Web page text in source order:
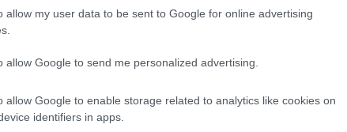
allow my user data to be sent to Google for online advertising
allow Google to send me personalized advertising.
allow Google to enable storage related to analytics like cookies on
identifiers in apps.
Franco Lodige
Maggio 2025, 20:48
16.4k